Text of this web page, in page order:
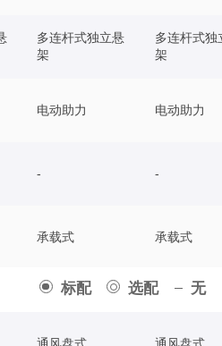
标配 选配 无
多连杆式独立悬
架
多连杆式独
架
电动助力 电动助力
- -
承载式 承载式